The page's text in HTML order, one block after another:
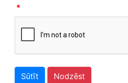
*
Sūtīt Nodzēst